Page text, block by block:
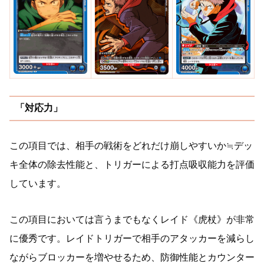
「対応力」
この項目では、相手の戦術をどれだけ崩しやすいか≒デッ
キ全体の除去性能と、トリガーによる打点吸収能力を評価
しています。
この項目においては言うまでもなくレイド《虎杖》が非常
に優秀です。レイドトリガーで相手のアタッカーを減らし
ながらブロッカーを増やせるため、防御性能とカウンター